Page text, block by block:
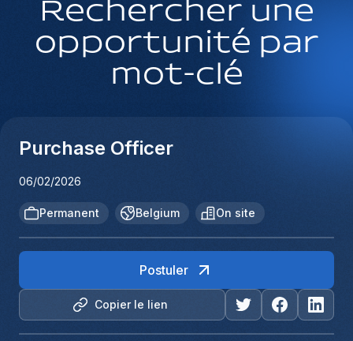
Rechercher une
opportunité par
mot-clé
Purchase Officer
06/02/2026
Permanent Belgium On site
Copier le lien
Postuler